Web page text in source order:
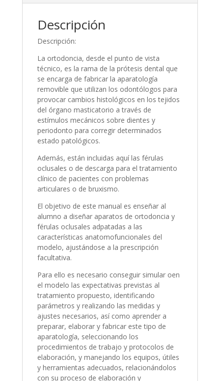
Descripción
Descripción:
La ortodoncia, desde el punto de vista
técnico, es la rama de la prótesis dental que
se encarga de fabricar la aparatología
removible que utilizan los odontólogos para
provocar cambios histológicos en los tejidos
del órgano masticatorio a través de
estímulos mecánicos sobre dientes y
periodonto para corregir determinados
estado patológicos.
Además, están incluidas aquí las férulas
oclusales o de descarga para el tratamiento
clínico de pacientes con problemas
articulares o de bruxismo.
El objetivo de este manual es enseñar al
alumno a diseñar aparatos de ortodoncia y
férulas oclusales adpatadas a las
características anatomofuncionales del
modelo, ajustándose a la prescripción
facultativa.
Para ello es necesario conseguir simular oen
el modelo las expectativas previstas al
tratamiento propuesto, identificando
parámetros y realizando las medidas y
ajustes necesarios, así como aprender a
preparar, elaborar y fabricar este tipo de
aparatología, seleccionando los
procedimientos de trabajo y protocolos de
elaboración, y manejando los equipos, útiles
y herramientas adecuados, relacionándolos
con su proceso de elaboración y